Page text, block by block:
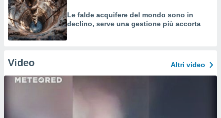
Le falde acquifere del mondo sono in
declino, serve una gestione più accorta
Video Altri video